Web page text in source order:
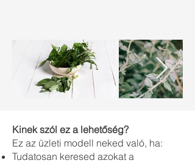
Kinek szól ez a lehetőség?
Ez az üzleti modell neked való, ha:
Tudatosan keresed azokat a